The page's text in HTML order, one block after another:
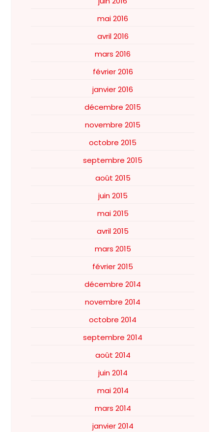
mai 2016
avril 2016
mars 2016
février 2016
janvier 2016
décembre 2015
novembre 2015
octobre 2015
septembre 2015
août 2015
juin 2015
mai 2015
avril 2015
mars 2015
février 2015
décembre 2014
novembre 2014
octobre 2014
septembre 2014
août 2014
juin 2014
mai 2014
mars 2014
janvier 2014